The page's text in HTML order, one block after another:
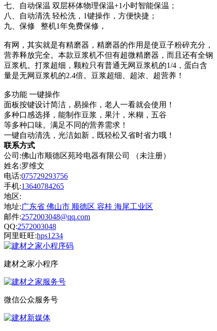
七、自动保温 双层杯体物理保温+1小时智能保温；
八、自动清洗 轻松洗，1键操作，方便快捷；
九、保修 整机1年免费保修，
有网，其实就是有精磨器，精磨器的作用是使豆子粉碎充分，
营养释放完全。本款豆浆机不但有超微精磨器，而且还有全钢
豆浆机。打浆超细，颗粒只有普通无网豆浆机的1/4，蛋白含
量是无网豆浆机的2.4倍。豆浆超细、超浓、超营养！
多功能 一键操作
面板按键设计简洁，易操作，老人一看就会使用！
多种口感选择，能制作豆浆，果汁，米糊，五谷
等多种口味。满足不同的营养需求！
一键自动清洗，光洁如新，既轻松又省时省力哦！
联系方式
公司:佛山市顺德区苑玲电器有限公司 （未注册）
姓名:罗维文
电话:075729293756
手机:13640784265
地区:
地址:广东省 佛山市 顺德区 容桂 海尾工业区
邮件:2572003048@qq.com
QQ:2572003048
阿里旺旺:hps1234
建材之家小程序
微信公众服务号